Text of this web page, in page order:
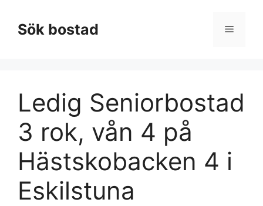
innehållSök bostad Meny
Ledig Seniorbostad
3 rok, vån 4 på
Hästskobacken 4 i
Eskilstuna